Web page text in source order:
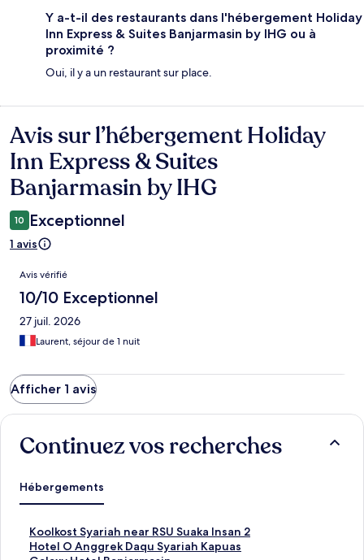
Y a-t-il des restaurants dans l'hébergement Holiday
Inn Express & Suites Banjarmasin by IHG ou à
proximité ?
Oui, il y a un restaurant sur place.
Avis
Avis sur l’hébergement Holiday
Inn Express & Suites
Banjarmasin by IHG
10 Exceptionnel
1 avis
Avis
Avis vérifié
10/10 Exceptionnel
27 juil. 2026
Laurent, séjour de 1 nuit
Afficher 1 avis
Continuez vos recherches
Hébergements
Koolkost Syariah near RSU Suaka Insan 2
L
iHotel O Anggrek Daqu Syariah Kapuas
L